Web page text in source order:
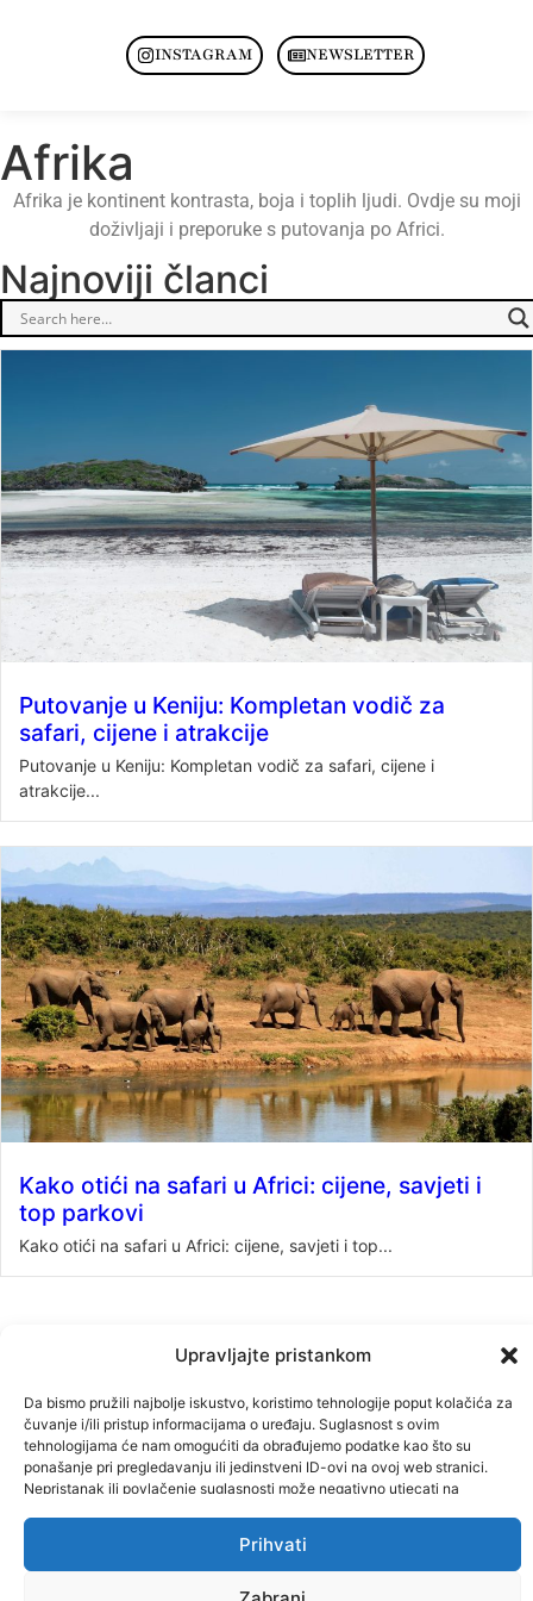
Upravljajte pristankom
Da bismo pružili najbolje iskustvo, koristimo tehnologije poput kolačića za
čuvanje i/ili pristup informacijama o uređaju. Suglasnost s ovim
tehnologijama će nam omogućiti da obrađujemo podatke kao što su
ponašanje pri pregledavanju ili jedinstveni ID-ovi na ovoj web stranici.
Nepristanak ili povlačenje suglasnosti može negativno utjecati na
Prihvati
INSTAGRAM NEWSLETTER
Afrika
Afrika je kontinent kontrasta, boja i toplih ljudi. Ovdje su moji
doživljaji i preporuke s putovanja po Africi.
Najnoviji članci
Putovanje u Keniju: Kompletan vodič za
safari, cijene i atrakcije
Putovanje u Keniju: Kompletan vodič za safari, cijene i
atrakcije...
Kako otići na safari u Africi: cijene, savjeti i
top parkovi
Kako otići na safari u Africi: cijene, savjeti i top...
© Designed by AMP Digital 2024 |Privacy Policy